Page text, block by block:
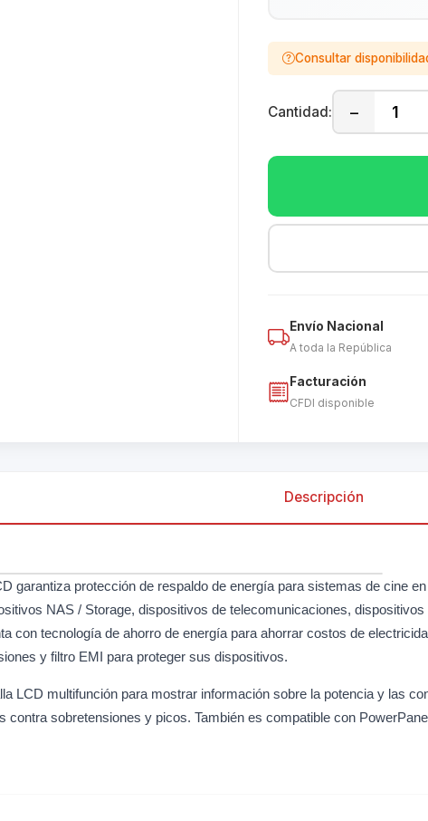
Consultar
Cantidad: −
Envío Nacional
A toda la República
Facturación
CFDI disponible
Descripción
garantiza protección de respaldo de energía para sistemas de cine
NAS / Storage, dispositivos de telecomunicaciones,
con tecnología de ahorro de energía para ahorrar costos de
y filtro EMI para proteger sus dispositivos.
LCD multifunción para mostrar información sobre la potencia y las
contra sobretensiones y picos. También es compatible con